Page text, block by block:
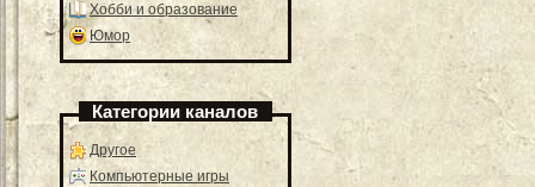
Хобби и образование
Юмор
Категории каналов
Другое
Компьютерные игры